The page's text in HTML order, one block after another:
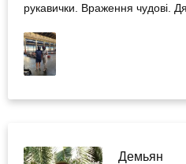
рукавички. Враження чудові.
Демьян